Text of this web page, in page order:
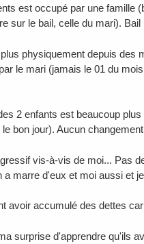
est occupé par une
sur le bail, celle du mari).
physiquement depuis
le mari (jamais le 01 du
2 enfants est beaucoup
le bon jour). Aucun
vis-à-vis de moi... Pas
a marre d'eux et moi aussi et
avoir accumulé des dettes
surprise d'apprendre qu'ils